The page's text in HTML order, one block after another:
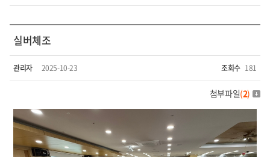
실버체조
관리자 2025-10-23 조회수 181
첨부파일(2)